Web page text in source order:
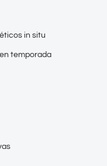
in situ
temporada